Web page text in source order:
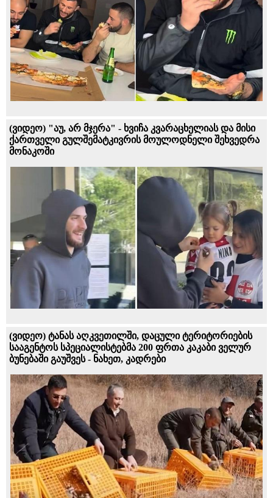
(ვიდეო) "აუ, არ მჯერა" - ხვიჩა კვარაცხელიას და მისი
ქართველი გულშემატკივრის მოულოდნელი შეხვედრა
მონაკოში
(ვიდეო) ტანას აღკვეთილში, დაცული ტერიტორიების
სააგენტოს სპეციალისტებმა 200 ფრთა კაკაბი ველურ
ბუნებაში გაუშვეს - ნახეთ, კადრები